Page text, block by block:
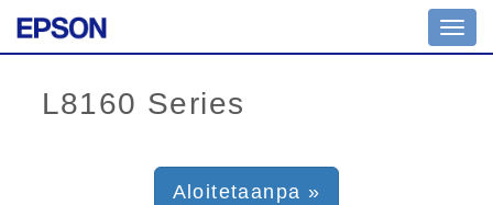
Aloitetaanpa »